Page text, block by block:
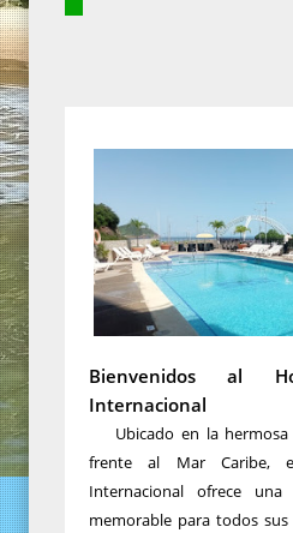
Bienvenidos al
Internacional
Ubicado en la hermosa
frente al Mar Caribe,
Internacional ofrece
memorable para todos sus